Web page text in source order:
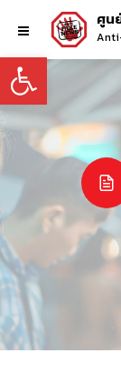
Open toolbar
ศูน